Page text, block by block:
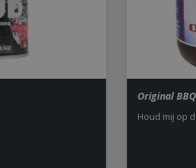
Original
Houd mij op
CookieScript
www.bbqkopen.nl
Deze
van
van
correct
Deze
op te
tot